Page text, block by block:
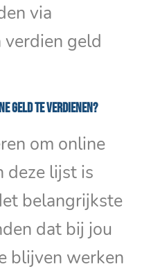
via
geld
geld te verdienen?
om online
deze lijst is
belangrijkste
dat bij jou
blijven werken